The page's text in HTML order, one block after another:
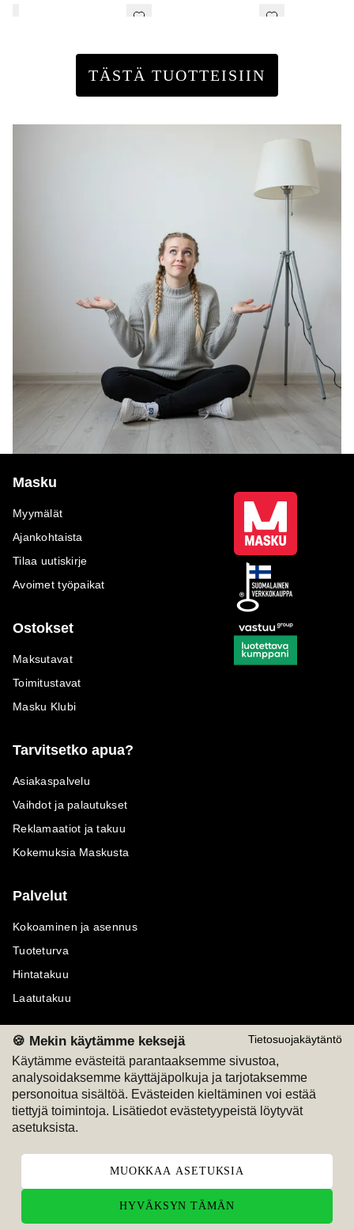
Tietosuojakäytäntö
🍪 Mekin käytämme keksejä
Käytämme evästeitä parantaaksemme sivustoa,
analysoidaksemme käyttäjäpolkuja ja tarjotaksemme
personoitua sisältöä. Evästeiden kieltäminen voi estää
tiettyjä toimintoja. Lisätiedot evästetyypeistä löytyvät
asetuksista.
MUOKKAA ASETUKSIA
HYVÄKSYN TÄMÄN
TÄSTÄ TUOTTEISIIN
Masku
Myymälät
Ajankohtaista
Tilaa uutiskirje
Avoimet työpaikat
Ostokset
Maksutavat
Toimitustavat
Masku Klubi
Tarvitsetko apua?
Asiakaspalvelu
Vaihdot ja palautukset
Reklamaatiot ja takuu
Kokemuksia Maskusta
Palvelut
Kokoaminen ja asennus
Tuoteturva
Hintatakuu
Laatutakuu
Maksutavat
M
Seuraa meitä